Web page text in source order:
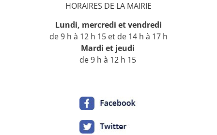
HORAIRES DE LA MAIRIE
Lundi, mercredi et vendredi
de 9 h à 12 h 15 et de 14 h à 17 h
Mardi et jeudi
de 9 h à 12 h 15